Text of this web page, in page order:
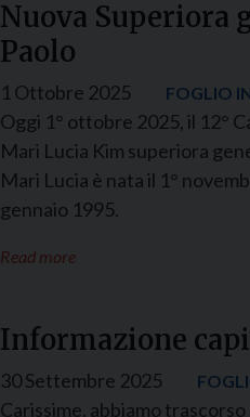
Nuova Superiora
Paolo
1 Ottobre 2025 FOGLIO
Oggi 1° ottobre 2025, il 12°
Mari Lucia Kim superiora
Mari Lucia è nata il 1°
gennaio 1995.
Read more
Informazione
30 Settembre 2025
Carissime, abbiamo